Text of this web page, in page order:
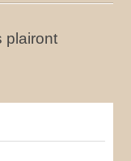
plairont